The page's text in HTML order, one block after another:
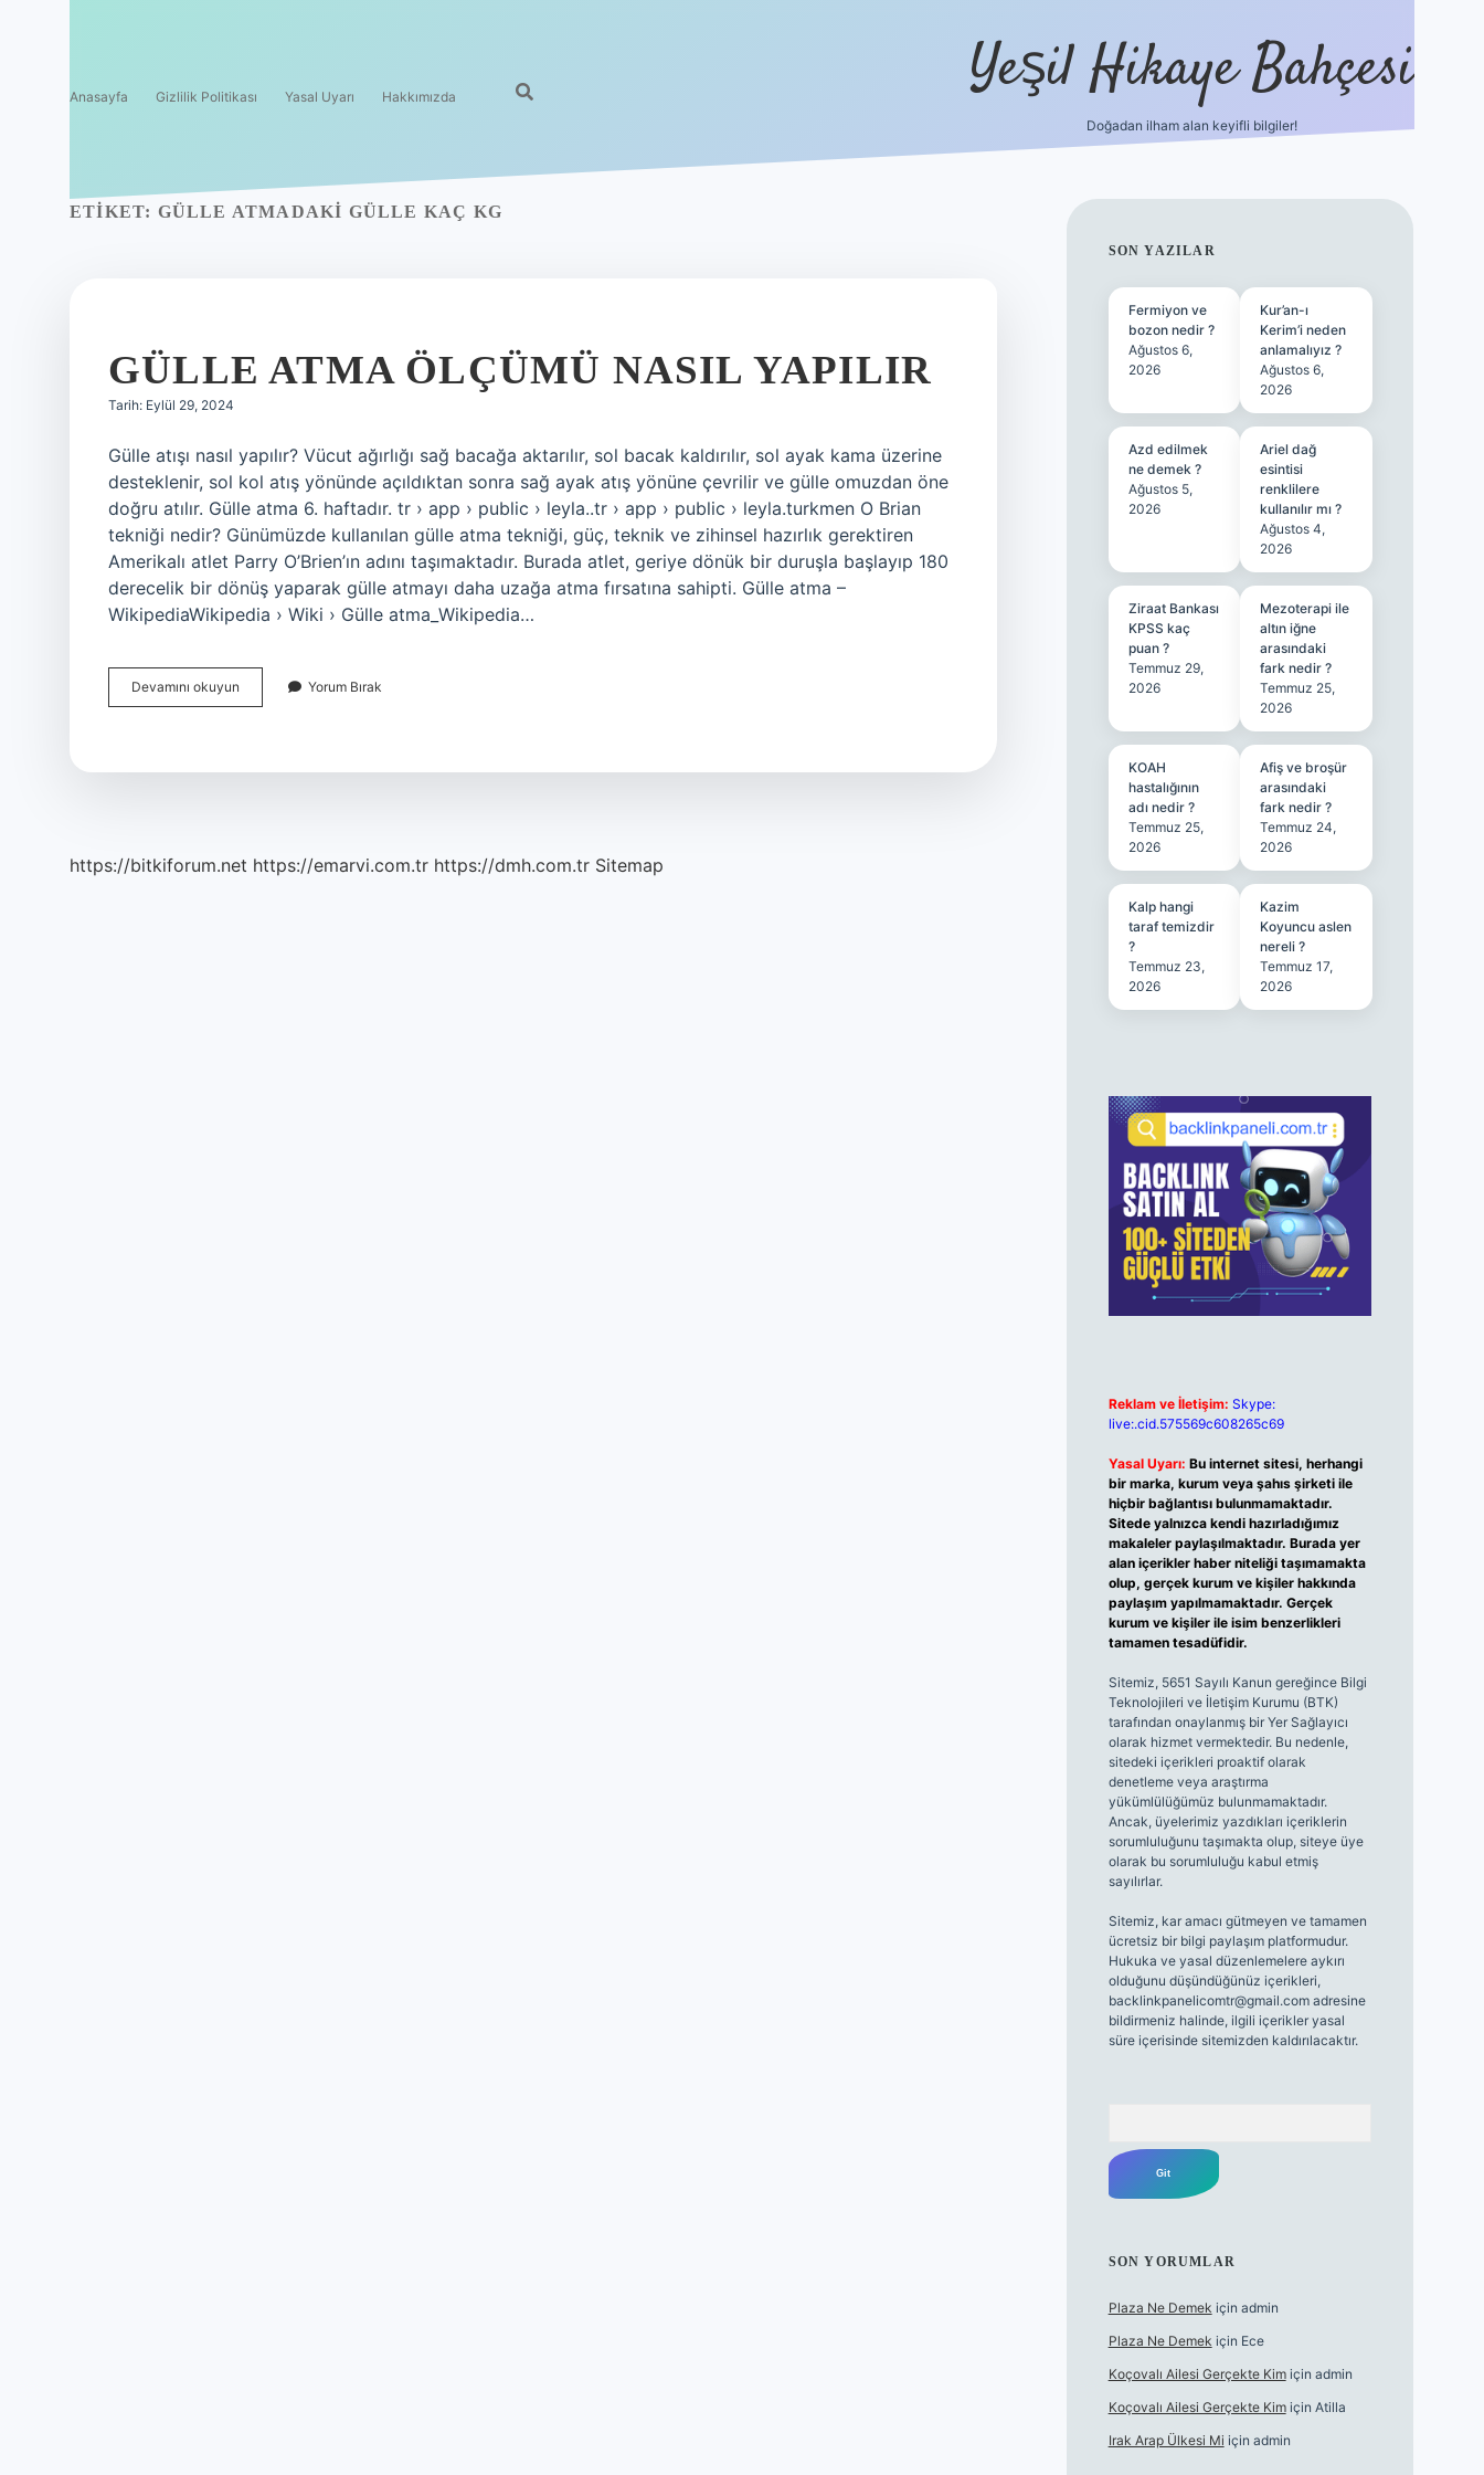
Anasayfa Gizlilik Politikası Yasal Uyarı Hakkımızda Yeşil Hikaye Bahçesi
Doğadan ilham alan keyifli bilgiler!
ETIKET: GÜLLE ATMADAKI GÜLLE KAÇ KG
GÜLLE ATMA ÖLÇÜMÜ NASIL YAPILIR
Tarih: Eylül 29, 2024
Gülle atışı nasıl yapılır? Vücut ağırlığı sağ bacağa aktarılır, sol bacak kaldırılır, sol ayak kama üzerine
desteklenir, sol kol atış yönünde açıldıktan sonra sağ ayak atış yönüne çevrilir ve gülle omuzdan öne
doğru atılır. Gülle atma 6. haftadır. tr › app › public › leyla..tr › app › public › leyla.turkmen O Brian
tekniği nedir? Günümüzde kullanılan gülle atma tekniği, güç, teknik ve zihinsel hazırlık gerektiren
Amerikalı atlet Parry O’Brien’ın adını taşımaktadır. Burada atlet, geriye dönük bir duruşla başlayıp 180
derecelik bir dönüş yaparak gülle atmayı daha uzağa atma fırsatına sahipti. Gülle atma –
WikipediaWikipedia › Wiki › Gülle atma_Wikipedia…
Devamını okuyun
Atma
Yorum Bırak
https://bitkiforum.net https://emarvi.com.tr https://dmh.com.tr Sitemap
SIDEBAR
SON YAZILAR
Fermiyon ve
bozon nedir ?
Ağustos 6,
2026
Kur’an-ı
Kerim’i neden
anlamalıyız ?
Ağustos 6,
2026
Azd edilmek
ne demek ?
Ağustos 5,
2026
Ariel dağ
esintisi
renklilere
kullanılır mı ?
Ağustos 4,
2026
Ziraat Bankası
KPSS kaç
puan ?
Temmuz 29,
2026
Mezoterapi ile
altın iğne
arasındaki
fark nedir ?
Temmuz 25,
2026
KOAH
hastalığının
adı nedir ?
Temmuz 25,
2026
Afiş ve broşür
arasındaki
fark nedir ?
Temmuz 24,
2026
Kalp hangi
taraf temizdir
?
Temmuz 23,
2026
Kazim
Koyuncu aslen
nereli ?
Temmuz 17,
2026
Reklam ve İletişim: Skype:
live:.cid.575569c608265c69
Yasal Uyarı: Bu internet sitesi, herhangi
bir marka, kurum veya şahıs şirketi ile
hiçbir bağlantısı bulunmamaktadır.
Sitede yalnızca kendi hazırladığımız
makaleler paylaşılmaktadır. Burada yer
alan içerikler haber niteliği taşımamakta
olup, gerçek kurum ve kişiler hakkında
paylaşım yapılmamaktadır. Gerçek
kurum ve kişiler ile isim benzerlikleri
tamamen tesadüfidir.
Sitemiz, 5651 Sayılı Kanun gereğince Bilgi
Teknolojileri ve İletişim Kurumu (BTK)
tarafından onaylanmış bir Yer Sağlayıcı
olarak hizmet vermektedir. Bu nedenle,
sitedeki içerikleri proaktif olarak
denetleme veya araştırma
yükümlülüğümüz bulunmamaktadır.
Ancak, üyelerimiz yazdıkları içeriklerin
sorumluluğunu taşımakta olup, siteye üye
olarak bu sorumluluğu kabul etmiş
sayılırlar.
Sitemiz, kar amacı gütmeyen ve tamamen
ücretsiz bir bilgi paylaşım platformudur.
Hukuka ve yasal düzenlemelere aykırı
olduğunu düşündüğünüz içerikleri,
backlinkpanelicomtr@gmail.comadresine
bildirmeniz halinde, ilgili içerikler yasal
süre içerisinde sitemizden kaldırılacaktır.
SON YORUMLAR
Plaza Ne Demek için admin
Plaza Ne Demek için Ece
Koçovalı Ailesi Gerçekte Kimiçin admin
Koçovalı Ailesi Gerçekte Kimiçin Atilla
Irak Arap Ülkesi Mi için admin
ilbet güncel giriş adresiilbet